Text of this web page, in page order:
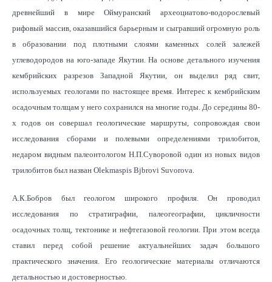
древнейший в мире Оймуранский археоциатово-водорослевый
рифовый массив, оказавшийся барьерным и сыгравший огромную роль
в образовании под плотными слоями каменных солей залежей
углеводородов на юго-западе Якутии. На основе детального изучения
кембрийских разрезов Западной Якутии, он выделил ряд свит,
используемых геологами по настоящее время. Интерес к кембрийским
осадочным толщам у него сохранился на многие годы. До середины 80-
х годов он совершал геологические маршруты, сопровождая свои
исследования сборами и полевыми определениями трилобитов,
недаром видным палеонтологом Н.П.Суворовой один из новых видов
трилобитов был назван Olekmaspis Bjbrovi Suvorova.
А.К.Бобров был геологом широкого профиля. Он проводил
исследования по стратиграфии, палеогеографии, цикличности
осадочных толщ, тектонике и нефтегазовой геологии. При этом всегда
ставил перед собой решение актуальнейших задач большого
практического значения. Его геологические материалы отличаются
детальностью и достоверностью.